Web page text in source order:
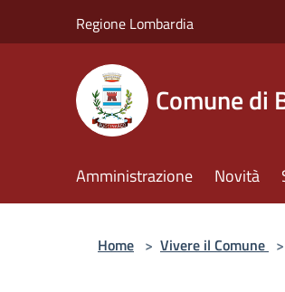
Regione Lombardia
Comune di
Amministrazione Novità
Home > Vivere il Comune >